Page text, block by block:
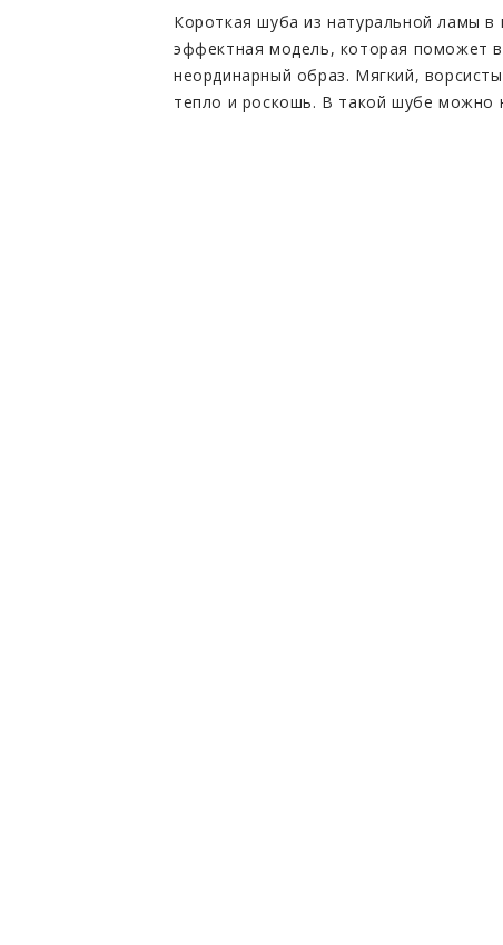
Короткая шуба из натуральной ламы
эффектная модель, которая поможет
неординарный образ. Мягкий,
тепло и роскошь. В такой шубе